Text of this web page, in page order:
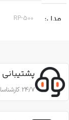
مدل RP-500
جنس آلومینیوم
24/7 کارشناسان ما درخدمت شما هستند